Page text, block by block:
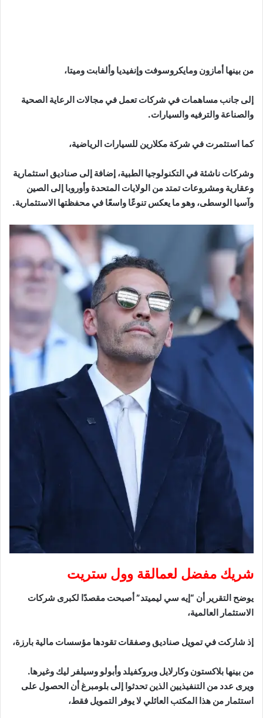
من بينها أمازون ومايكروسوفت وإنفيديا وألفابت وميتا،
إلى جانب مساهمات في شركات تعمل في مجالات الرعاية الصحية
والصناعة والترفيه والسيارات.
كما استثمرت في شركة مكلارين للسيارات الرياضية،
وشركات ناشئة في التكنولوجيا الطبية، إضافة إلى صناديق استثمارية
وعقارية ومشروعات تمتد من الولايات المتحدة وأوروبا إلى الصين
وآسيا الوسطى، وهو ما يعكس تنوعًا واسعًا في محفظتها الاستثمارية.
شريك مفضل لعمالقة وول ستريت
يوضح التقرير أن “إيه سي ليميتد” أصبحت مقصدًا لكبرى شركات
الاستثمار العالمية،
إذ شاركت في تمويل صناديق وصفقات تقودها مؤسسات مالية بارزة،
من بينها بلاكستون وكارلايل وبروكفيلد وأبولو وسيلفر ليك وغيرها.
ويرى عدد من التنفيذيين الذين تحدثوا إلى بلومبرغ أن الحصول على
استثمار من هذا المكتب العائلي لا يوفر التمويل فقط،